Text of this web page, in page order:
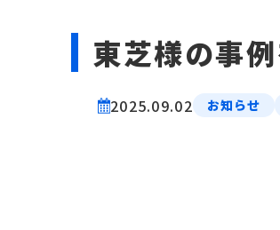
東芝様の事
2025.09.02 お知らせ